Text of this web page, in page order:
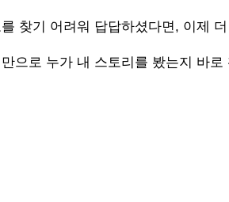
찾기 어려워 답답하셨다면, 이제
으로 누가 내 스토리를 봤는지 바